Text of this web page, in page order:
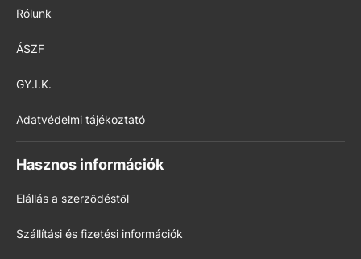
Rólunk
ÁSZF
GY.I.K.
Adatvédelmi tájékoztató
Hasznos információk
Elállás a szerződéstől
Szállítási és fizetési információk